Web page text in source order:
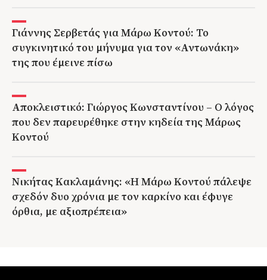
Γιάννης Σερβετάς για Μάρω Κοντού: Το
συγκινητικό του μήνυμα για τον «Αντωνάκη»
της που έμεινε πίσω
Αποκλειστικό: Γιώργος Κωνσταντίνου – Ο λόγος
που δεν παρευρέθηκε στην κηδεία της Μάρως
Κοντού
Νικήτας Κακλαμάνης: «Η Μάρω Κοντού πάλεψε
σχεδόν δυο χρόνια με τον καρκίνο και έφυγε
όρθια, με αξιοπρέπεια»